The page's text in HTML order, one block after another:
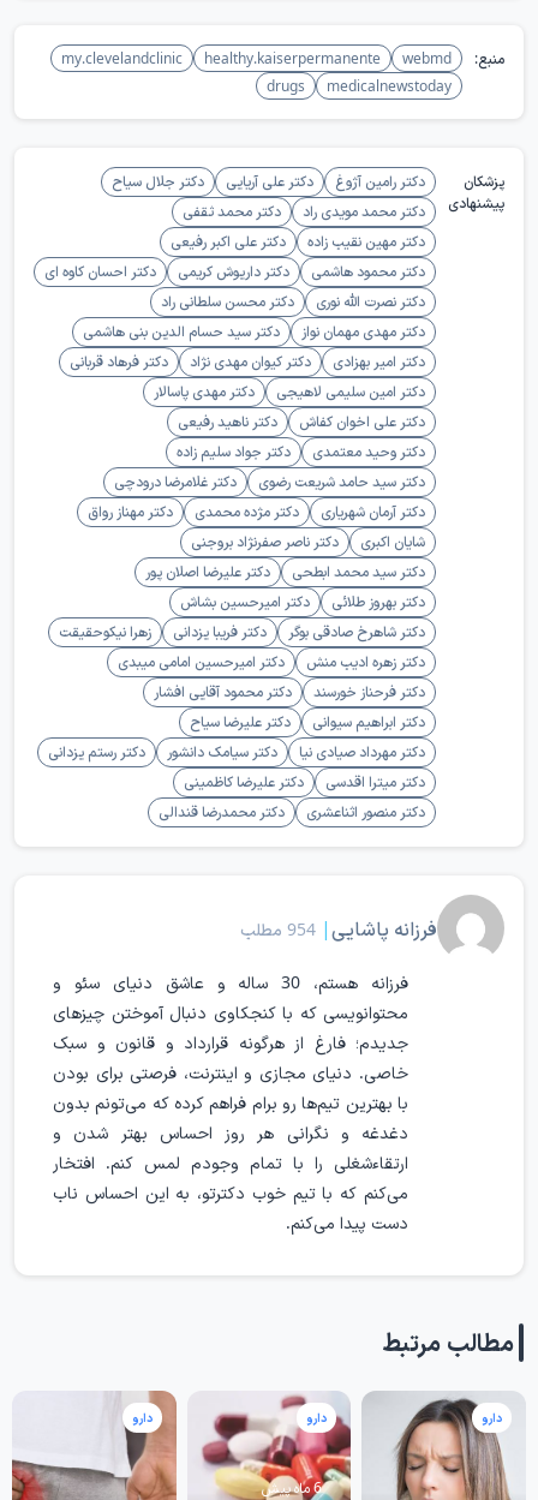
منبع: webmd
healthy.kaiserpermanente
my.clevelandclinic
medicalnewstoday
drugs
پزشکان
پیشنهادی
دکتر رامین آژوغ دکتر علی آریایی
دکتر جلال سیاح
دکتر محمد مویدی راد
دکتر محمد ثقفی
دکتر مهین نقیب زاده
دکتر علی اکبر رفیعی
دکتر محمود هاشمی
دکتر داریوش کریمی
دکتر احسان کاوه ای
دکتر نصرت الله نوری
دکتر محسن سلطانی راد
دکتر مهدی مهمان نواز
دکتر سید حسام الدین بنی هاشمی
دکتر امیر بهزادی
دکتر کیوان مهدی نژاد
دکتر فرهاد قربانی
دکتر امین سلیمی لاهیجی
دکتر مهدی پاسالار
دکتر علی اخوان کفاش
دکتر ناهید رفیعی
دکتر وحید معتمدی
دکتر جواد سلیم زاده
دکتر سید حامد شریعت رضوی
دکتر غلامرضا درودچی
دکتر آرمان شهریاری
دکتر مژده محمدی
دکتر مهناز رواق
شایان اکبری
دکتر ناصر صفرنژاد بروجنی
دکتر سید محمد ابطحی
دکتر علیرضا اصلان پور
دکتر بهروز طلائی
دکتر امیرحسین بشاش
دکتر شاهرخ صادقی بوگر
دکتر فریبا یزدانی
زهرا نیکوحقیقت
دکتر زهره ادیب منش
دکتر امیرحسین امامی میبدی
دکتر فرحناز خورسند
دکتر محمود آقایی افشار
دکتر ابراهیم سیوانی
دکتر علیرضا سیاح
دکتر مهرداد صیادی نیا
دکتر سیامک دانشور
دکتر رستم یزدانی
دکتر میترا اقدسی
دکتر علیرضا کاظمینی
دکتر منصور اثناعشری
دکتر محمدرضا قندالی
فرزانه پاشایی| 954 مطلب
فرزانه هستم، 30 ساله و عاشق دنیای سئو و
محتوانویسی که با کنجکاوی دنبال آموختن چیزهای
جدیدم؛ فارغ از هرگونه قرارداد و قانون و سبک
خاصی. دنیای مجازی و اینترنت، فرصتی برای بودن
با بهترین تیم‌ها رو برام فراهم کرده که می‌تونم بدون
دغدغه و نگرانی هر روز احساس بهتر شدن و
ارتقاء‌شغلی را با تمام وجودم لمس کنم. افتخار
می‌کنم که با تیم خوب دکترتو، به این احساس ناب
دست پیدا می‌کنم.
مطالب مرتبط
دارو دارو
6 ماه پیش
دارو